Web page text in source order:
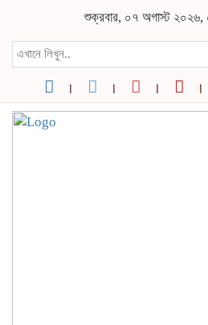
শুক্রবার, ০৭ অগাস্ট